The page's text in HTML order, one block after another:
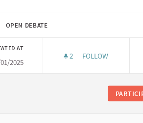
OPEN DEBATE
AT
2025
2 2 FOLLOWERS
FOLLOW